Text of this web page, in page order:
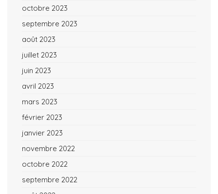
octobre 2023
septembre 2023
août 2023
juillet 2023
juin 2023
avril 2023
mars 2023
février 2023
janvier 2023
novembre 2022
octobre 2022
septembre 2022